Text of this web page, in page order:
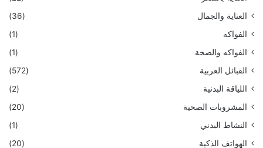
العناية والجمال
(36)
الفواكه
(1)
الفواكه والصحة
(1)
القبائل العربية
(572)
اللياقة البدنية
(2)
المشروبات الصحية
(20)
النشاط البدني
(1)
الهواتف الذكية
(20)